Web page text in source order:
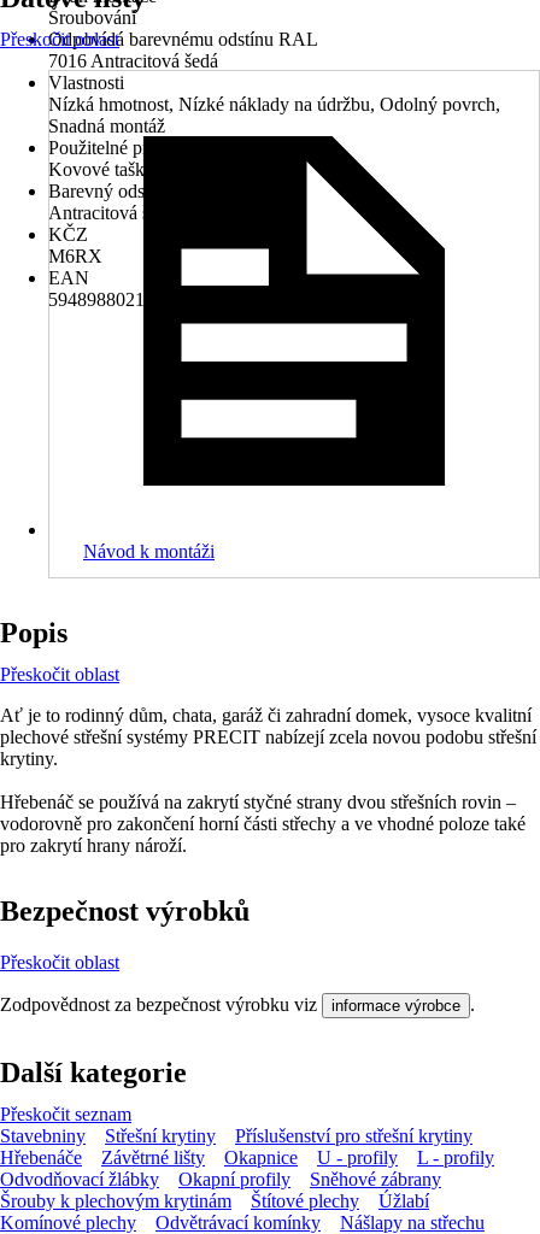
Šroubování
Odpovídá barevnému odstínu RAL
7016 Antracitová šedá
Vlastnosti
Nízká hmotnost, Nízké náklady na údržbu, Odolný povrch,
Snadná montáž
Použitelné pro
Kovové tašky
Barevný odstín
Antracitová šedá
KČZ
M6RX
EAN
5948988021486, 5948988039306
Přeskočit oblast
Návod k montáži
Popis
Přeskočit oblast
Ať je to rodinný dům, chata, garáž či zahradní domek, vysoce kvalitní
plechové střešní systémy PRECIT nabízejí zcela novou podobu střešní
krytiny.
Hřebenáč se používá na zakrytí styčné strany dvou střešních rovin –
vodorovně pro zakončení horní části střechy a ve vhodné poloze také
pro zakrytí hrany nároží.
Bezpečnost výrobků
Přeskočit oblast
Zodpovědnost za bezpečnost výrobku viz informace výrobce .
Další kategorie
Přeskočit seznam
Stavebniny
Střešní krytiny
Příslušenství pro střešní krytiny
Hřebenáče
Závětrné lišty Okapnice U - profily
L - profily
Odvodňovací žlábky
Okapní profily
Sněhové zábrany
Šrouby k plechovým krytinám
Štítové plechy
Úžlabí
Komínové plechy
Odvětrávací komínky Nášlapy na střechu